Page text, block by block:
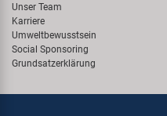
Unser Team
Karriere
Umweltbewusstsein
Social Sponsoring
Grundsatzerklärung